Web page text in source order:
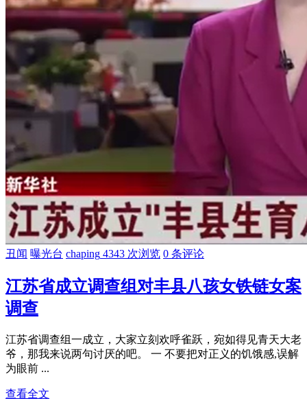
丑闻 曝光台 chaping 4343 次浏览 0 条评论
江苏省成立调查组对丰县八孩女铁链女案
调查
江苏省调查组一成立，大家立刻欢呼雀跃，宛如得见青天大老
爷，那我来说两句讨厌的吧。 一 不要把对正义的饥饿感,误解
为眼前 ...
查看全文